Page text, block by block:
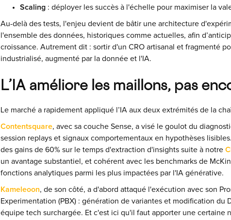
Scaling : déployer les succès à l'échelle pour maximiser la
Au-delà des tests, l'enjeu devient de bâtir une architecture
l'ensemble des données, historiques comme actuelles, afin
croissance. Autrement dit : sortir d'un CRO artisanal et fragmenté
industrialisé, augmenté par la donnée et l'IA.
L’IA améliore les maillons, pas
Le marché a rapidement appliqué l’IA aux deux extrémités de la
Contentsquare, avec sa couche Sense, a visé le goulot du
session replays et signaux comportementaux en hypothèses
des gains de 60% sur le temps d'extraction d'insights suite à notre
un avantage substantiel, et cohérent avec les benchmarks de
fonctions analytiques parmi les plus impactées par l'IA générative.
Kameleoon, de son côté, a d'abord attaqué l'exécution avec son
Experimentation (PBX) : génération de variantes et modification du
équipe tech surchargée. Et c'est ici qu'il faut apporter une certaine